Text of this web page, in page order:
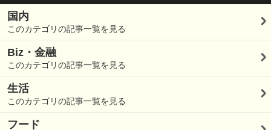
国内
このカテゴリの記事一覧を見る
Biz・金融
このカテゴリの記事一覧を見る
生活
このカテゴリの記事一覧を見る
フード